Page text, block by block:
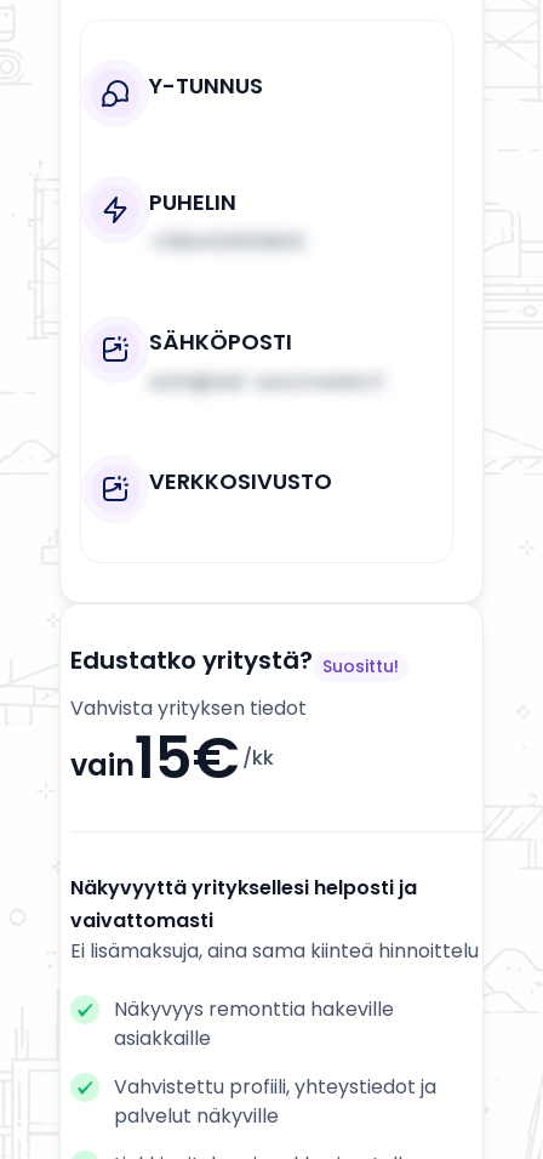
Y-TUNNUS
PUHELIN
SÄHKÖPOSTI
antti@aet-automaatio.fi
VERKKOSIVUSTO
Edustatko yritystä? Suosittu!
Vahvista yrityksen tiedot
vain15€ /kk
Näkyvyyttä yrityksellesi helposti ja
vaivattomasti
Ei lisämaksuja, aina sama kiinteä hinnoittelu
Näkyvyys remonttia hakeville
asiakkaille
Vahvistettu profiili, yhteystiedot ja
palvelut näkyville